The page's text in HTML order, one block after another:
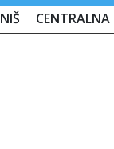
NIŠ CENTRALNA